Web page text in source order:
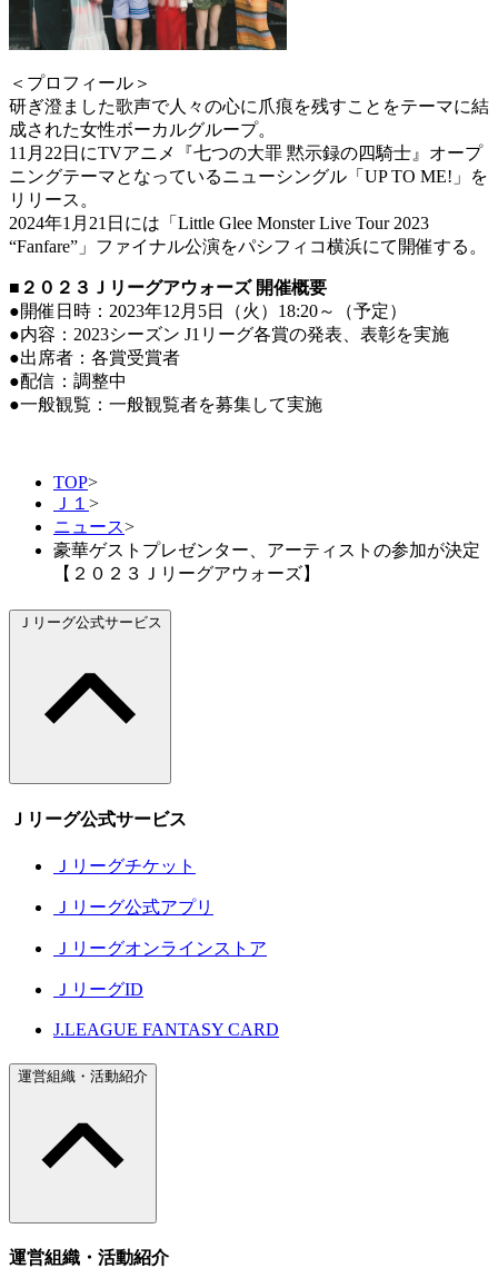
＜プロフィール＞
研ぎ澄ました歌声で人々の心に爪痕を残すことをテーマに結
成された女性ボーカルグループ。
11月22日にTVアニメ『七つの大罪 黙示録の四騎士』オープ
ニングテーマとなっているニューシングル「UP TO ME!」を
リリース。
2024年1月21日には「Little Glee Monster Live Tour 2023
“Fanfare”」ファイナル公演をパシフィコ横浜にて開催する。
■２０２３Ｊリーグアウォーズ 開催概要
●開催日時：2023年12月5日（火）18:20～（予定）
●内容：2023シーズン J1リーグ各賞の発表、表彰を実施
●出席者：各賞受賞者
●配信：調整中
●一般観覧：一般観覧者を募集して実施
TOP>
Ｊ１ >
ニュース>
豪華ゲストプレゼンター、アーティストの参加が決定
【２０２３Ｊリーグアウォーズ】
Ｊリーグ公式サービス
Ｊリーグ公式サービス
Ｊリーグチケット
Ｊリーグ公式アプリ
Ｊリーグオンラインストア
ＪリーグID
J.LEAGUE FANTASY CARD
運営組織・活動紹介
運営組織・活動紹介